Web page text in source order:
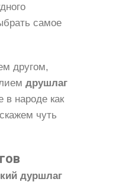
самое
другом,
друшлаг
в народе как
чуть
дуршлаг